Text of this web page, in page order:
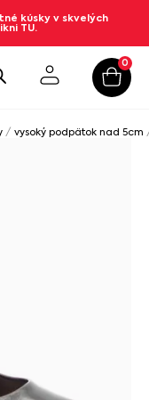
kúsky v skvelých
TU.
0
/ vysoký podpätok nad 5cm